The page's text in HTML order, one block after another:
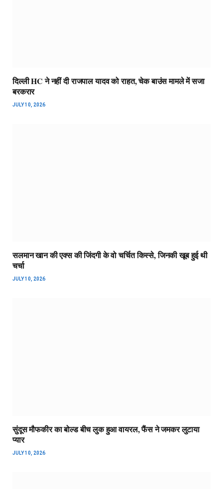
दिल्ली HC ने नहीं दी राजपाल यादव को राहत, चेक बाउंस मामले में सजा
बरकरार
JULY 10, 2026
सलमान खान की एक्स की जिंदगी के वो चर्चित किस्से, जिनकी खूब हुई थी
चर्चा
JULY 10, 2026
सुंदूस मौफकीर का बोल्ड बीच लुक हुआ वायरल, फैंस ने जमकर लुटाया
प्यार
JULY 10, 2026